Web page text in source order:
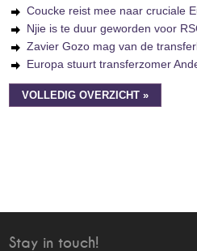
Coucke reist mee naar cruciale
Njie is te duur geworden voor
Zavier Gozo mag van de
Europa stuurt transferzomer
VOLLEDIG OVERZICHT »
Stay in touch!